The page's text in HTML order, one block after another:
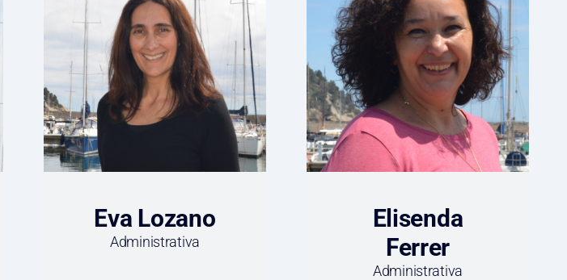
Eva Lozano
Administrativa
Elisenda
Ferrer
Administrativa